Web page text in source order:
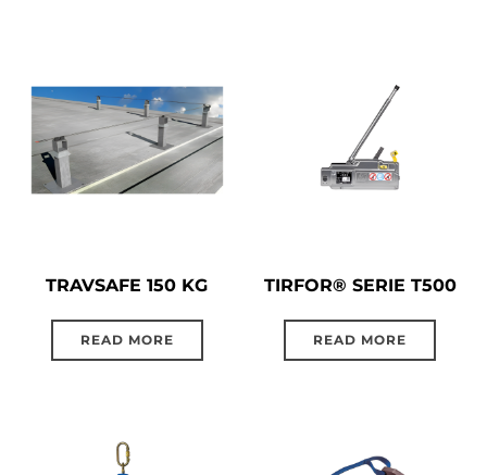
TRAVSAFE 150 KG
READ MORE
TIRFOR® SERIE T500
READ MORE